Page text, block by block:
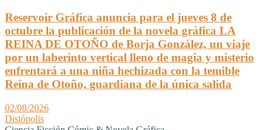
Reservoir Gráfica anuncia para el jueves 8 de
octubre la publicación de la novela gráfica LA
REINA DE OTOÑO de Borja González, un viaje
por un laberinto vertical lleno de magia y misterio
enfrentará a una niña hechizada con la temible
Reina de Otoño, guardiana de la única salida
02/08/2026
Distópolis